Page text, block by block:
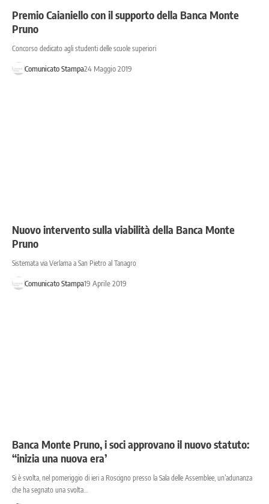
Premio Caianiello con il supporto della Banca Monte
Pruno
Concorso dedicato agli studenti delle scuole superiori
Comunicato Stampa24 Maggio 2019
Nuovo intervento sulla viabilità della Banca Monte
Pruno
Sistemata via Verlama a San Pietro al Tanagro
Comunicato Stampa19 Aprile 2019
Banca Monte Pruno, i soci approvano il nuovo statuto:
“inizia una nuova era’
Si è svolta, nel pomeriggio di ieri a Roscigno presso la Sala delle Assemblee, un’adunanza
che ha segnato una svolta…